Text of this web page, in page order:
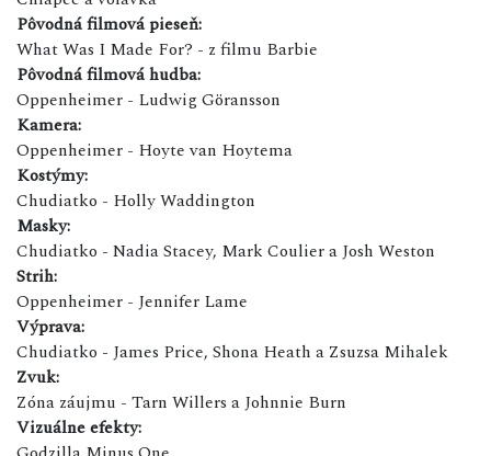
Pôvodná filmová pieseň:
What Was I Made For? - z filmu Barbie
Pôvodná filmová hudba:
Oppenheimer - Ludwig Göransson
Kamera:
Oppenheimer - Hoyte van Hoytema
Kostýmy:
Chudiatko - Holly Waddington
Masky:
Chudiatko - Nadia Stacey, Mark Coulier a Josh Weston
Strih:
Oppenheimer - Jennifer Lame
Výprava:
Chudiatko - James Price, Shona Heath a Zsuzsa Mihalek
Zvuk:
Zóna záujmu - Tarn Willers a Johnnie Burn
Vizuálne efekty: